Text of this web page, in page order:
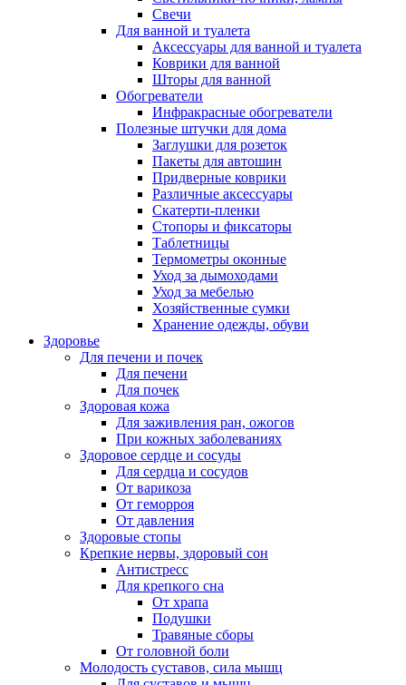
Свечи
Для ванной и туалета
Аксессуары для ванной и туалета
Коврики для ванной
Шторы для ванной
Обогреватели
Инфракрасные обогреватели
Полезные штучки для дома
Заглушки для розеток
Пакеты для автошин
Придверные коврики
Различные аксессуары
Скатерти-пленки
Стопоры и фиксаторы
Таблетницы
Термометры оконные
Уход за дымоходами
Уход за мебелью
Хозяйственные сумки
Хранение одежды, обуви
Здоровье
Для печени и почек
Для печени
Для почек
Здоровая кожа
Для заживления ран, ожогов
При кожных заболеваниях
Здоровое сердце и сосуды
Для сердца и сосудов
От варикоза
От геморроя
От давления
Здоровые стопы
Крепкие нервы, здоровый сон
Антистресс
Для крепкого сна
От храпа
Подушки
Травяные сборы
От головной боли
Молодость суставов, сила мышц